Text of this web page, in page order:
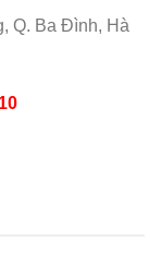
Q. Ba Đình, Hà